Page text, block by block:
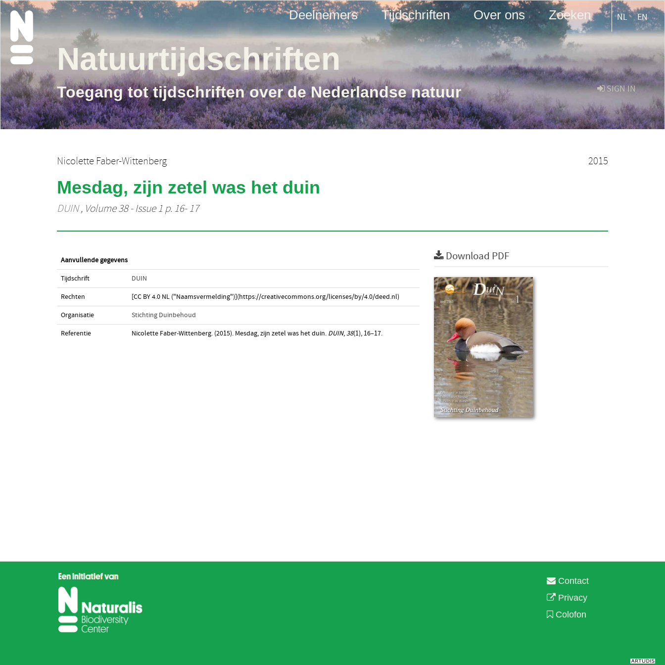
Deelnemers Tijdschriften Over ons Zoeken NL EN
SIGN IN
Natuurtijdschriften
Toegang tot tijdschriften over de Nederlandse natuur
Nicolette Faber-Wittenberg 2015
Mesdag, zijn zetel was het duin
DUIN, Volume 38 - Issue 1 p. 16- 17
Aanvullende gegevens
Tijdschrift DUIN
Rechten [CC BY 4.0 NL ("Naamsvermelding")](https://creativecommons.org/licenses/by/4.0/deed.nl)
Organisatie Stichting Duinbehoud
Referentie Nicolette Faber-Wittenberg. (2015). Mesdag, zijn zetel was het duin. DUIN, 38(1), 16–17.
Download PDF
Contact
Privacy
Colofon